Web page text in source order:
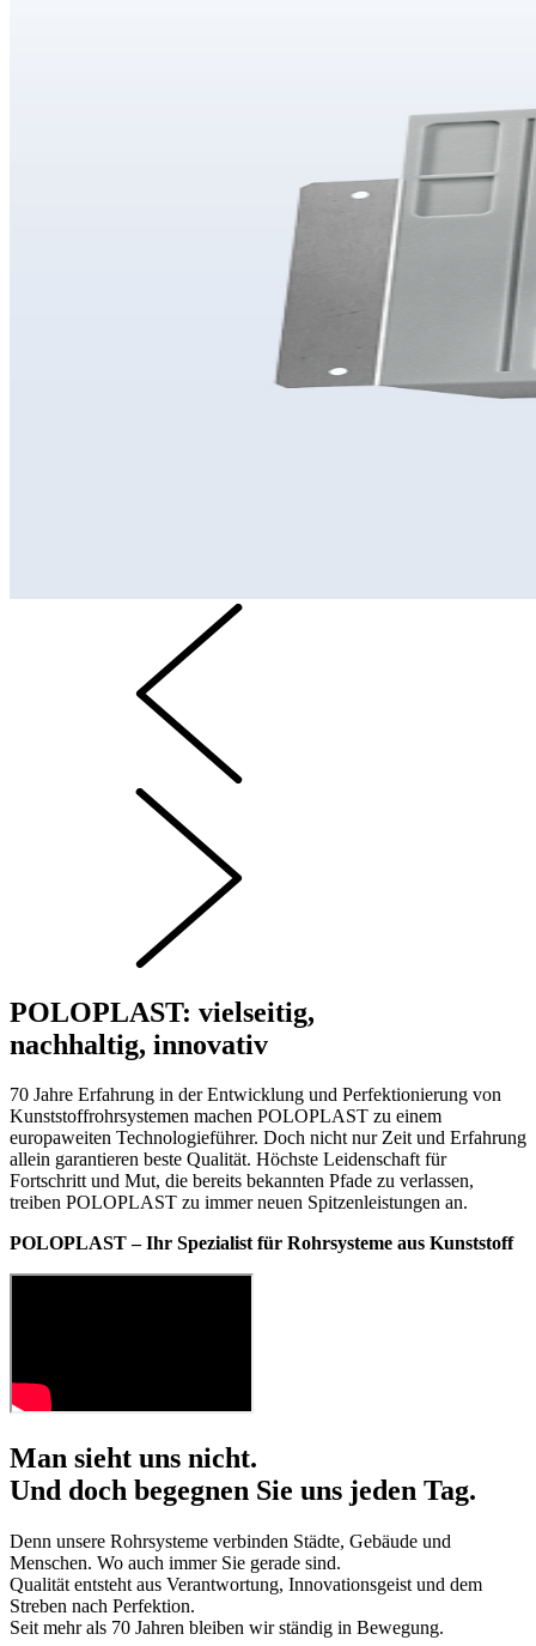
POLOPLAST: vielseitig,
nachhaltig, innovativ
70 Jahre Erfahrung in der Entwicklung und Perfektionierung von
Kunststoffrohrsystemen machen POLOPLAST zu einem
europaweiten Technologieführer. Doch nicht nur Zeit und Erfahrung
allein garantieren beste Qualität. Höchste Leidenschaft für
Fortschritt und Mut, die bereits bekannten Pfade zu verlassen,
treiben POLOPLAST zu immer neuen Spitzenleistungen an.
POLOPLAST – Ihr Spezialist für Rohrsysteme aus Kunststoff
Man sieht uns nicht.
Und doch begegnen Sie uns jeden Tag.
Denn unsere Rohrsysteme verbinden Städte, Gebäude und
Menschen. Wo auch immer Sie gerade sind.
Qualität entsteht aus Verantwortung, Innovationsgeist und dem
Streben nach Perfektion.
Seit mehr als 70 Jahren bleiben wir ständig in Bewegung.